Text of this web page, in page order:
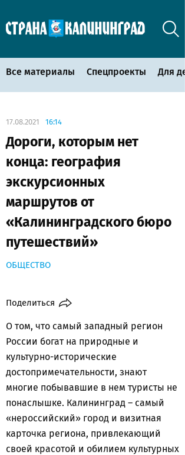
Все материалы Спецпроекты Для
17.08.2021 16:14
Дороги, которым нет
конца: география
экскурсионных
маршрутов от
«Калининградского бюро
путешествий»
ОБЩЕСТВО
Поделиться
О том, что самый западный регион
России богат на природные и
культурно-исторические
достопримечательности, знают
многие побывавшие в нем туристы не
понаслышке. Калининград – самый
«нероссийский» город и визитная
карточка региона, привлекающий
своей красотой и обилием культурных